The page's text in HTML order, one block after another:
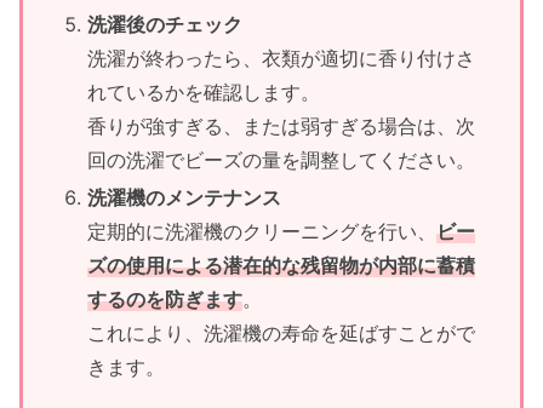
洗濯後のチェック
洗濯が終わったら、衣類が適切に香り付けさ
れているかを確認します。
香りが強すぎる、または弱すぎる場合は、次
回の洗濯でビーズの量を調整してください。
洗濯機のメンテナンス
定期的に洗濯機のクリーニングを行い、ビー
ズの使用による潜在的な残留物が内部に蓄積
するのを防ぎます。
これにより、洗濯機の寿命を延ばすことがで
きます。